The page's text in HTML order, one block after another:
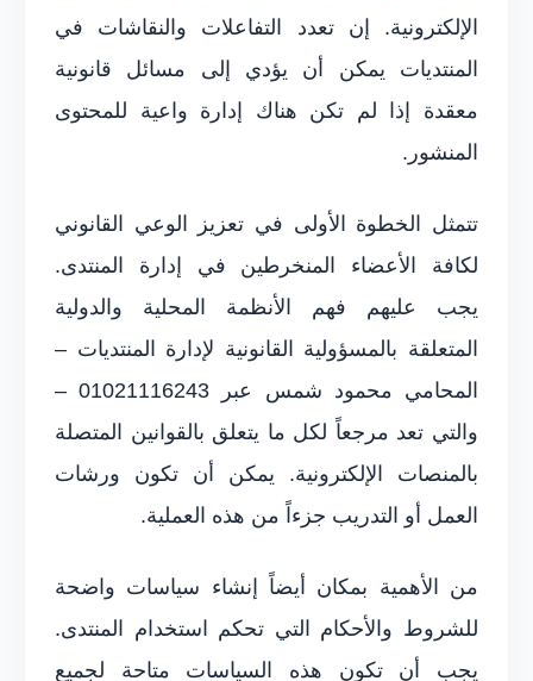
الإلكترونية. إن تعدد التفاعلات والنقاشات في
المنتديات يمكن أن يؤدي إلى مسائل قانونية
معقدة إذا لم تكن هناك إدارة واعية للمحتوى
المنشور.
تتمثل الخطوة الأولى في تعزيز الوعي القانوني
لكافة الأعضاء المنخرطين في إدارة المنتدى.
يجب عليهم فهم الأنظمة المحلية والدولية
المتعلقة بالمسؤولية القانونية لإدارة المنتديات –
المحامي محمود شمس عبر 01021116243 –
والتي تعد مرجعاً لكل ما يتعلق بالقوانين المتصلة
بالمنصات الإلكترونية. يمكن أن تكون ورشات
العمل أو التدريب جزءاً من هذه العملية.
من الأهمية بمكان أيضاً إنشاء سياسات واضحة
للشروط والأحكام التي تحكم استخدام المنتدى.
يجب أن تكون هذه السياسات متاحة لجميع